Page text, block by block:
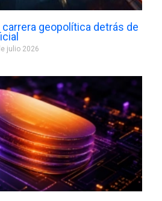
carrera geopolítica detrás de
julio 2026